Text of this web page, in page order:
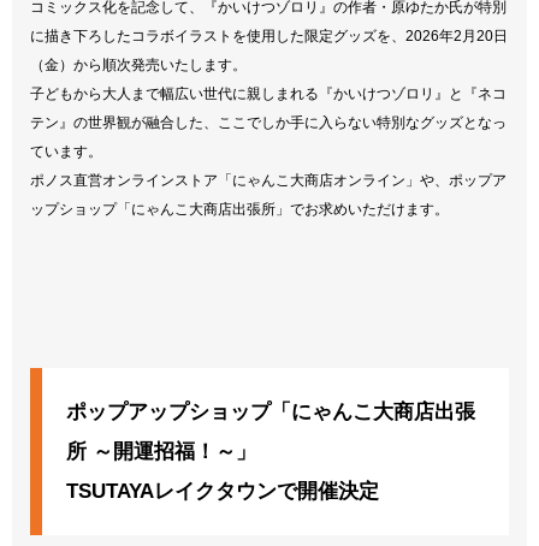
コミックス化を記念して、『かいけつゾロリ』の作者・原ゆたか氏が特別
に描き下ろしたコラボイラストを使用した限定グッズを、2026年2月20日
（金）から順次発売いたします。
子どもから大人まで幅広い世代に親しまれる『かいけつゾロリ』と『ネコ
テン』の世界観が融合した、ここでしか手に入らない特別なグッズとなっ
ています。
ポノス直営オンラインストア「にゃんこ大商店オンライン」や、ポップア
ップショップ「にゃんこ大商店出張所」でお求めいただけます。
ポップアップショップ「にゃんこ大商店出張
所 ～開運招福！～」
TSUTAYAレイクタウンで開催決定